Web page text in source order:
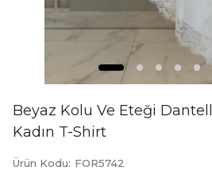
Beyaz Kolu Ve Eteği
Kadın T-Shirt
Ürün Kodu: FOR5742